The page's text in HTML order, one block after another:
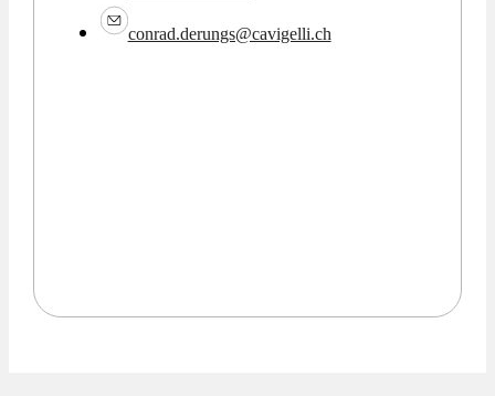
conrad.derungs@cavigelli.ch